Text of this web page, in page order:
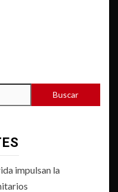
Buscar
impulsan la